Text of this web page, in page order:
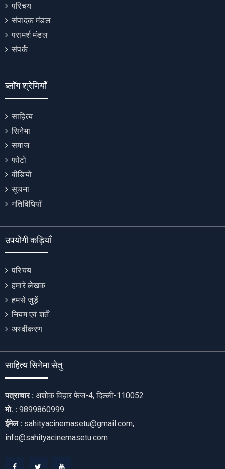
परिचय
संपादक मंडल
परामर्श मंडल
संपर्क
ब्लॉग श्रेणियाँ
साहित्य
सिनेमा
समाज
फोटो
वीडियो
सूचना
गतिविधियाँ
उपयोगी कड़ियाँ
परिचय
हमारे लेखक
हमसे जुड़ें
नियम एवं शर्तें
अस्वीकरण
साहित्य सिनेमा सेतु
पत्राचार : अशोक विहार फेज-4, दिल्ली-110052
मो. : 9899860999
ईमेल : sahityacinemasetu@gmail.com,
info@sahityacinemasetu.com